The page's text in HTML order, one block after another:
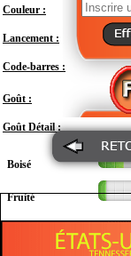
Couleur :
Lancement :
Code-barres :
Goût :
Goût Détail :
Boisé
Fruité